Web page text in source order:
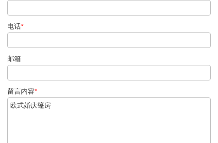
电话*
邮箱
留言内容*